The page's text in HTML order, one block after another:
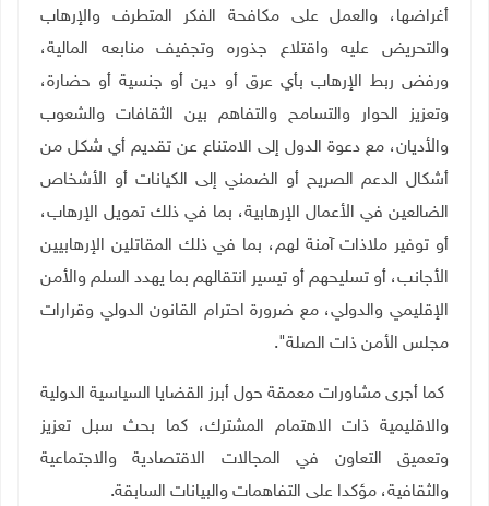
أغراضها، والعمل على مكافحة الفكر المتطرف والإرهاب
والتحريض عليه واقتلاع جذوره وتجفيف منابعه المالية،
ورفض ربط الإرهاب بأي عرق أو دين أو جنسية أو حضارة،
وتعزيز الحوار والتسامح والتفاهم بين الثقافات والشعوب
والأديان، مع دعوة الدول إلى الامتناع عن تقديم أي شكل من
أشكال الدعم الصريح أو الضمني إلى الكيانات أو الأشخاص
الضالعين في الأعمال الإرهابية، بما في ذلك تمويل الإرهاب،
أو توفير ملاذات آمنة لهم، بما في ذلك المقاتلين الإرهابيين
الأجانب، أو تسليحهم أو تيسير انتقالهم بما يهدد السلم والأمن
الإقليمي والدولي، مع ضرورة احترام القانون الدولي وقرارات
مجلس الأمن ذات الصلة".
كما أجرى مشاورات معمقة حول أبرز القضايا السياسية الدولية
والاقليمية ذات الاهتمام المشترك، كما بحث سبل تعزيز
وتعميق التعاون في المجالات الاقتصادية والاجتماعية
والثقافية، مؤكدا على التفاهمات والبيانات السابقة.